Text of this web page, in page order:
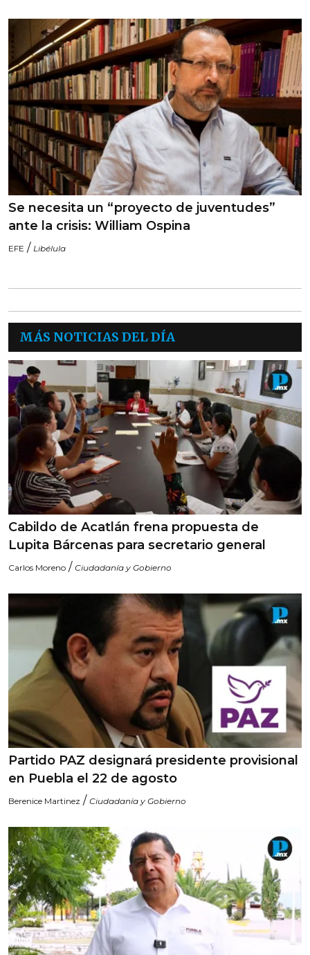
Se necesita un “proyecto de juventudes”
ante la crisis: William Ospina
EFE / Libélula
MÁS NOTICIAS DEL DÍA
Cabildo de Acatlán frena propuesta de
Lupita Bárcenas para secretario general
Carlos Moreno / Ciudadanía y Gobierno
Partido PAZ designará presidente provisional
en Puebla el 22 de agosto
Berenice Martinez / Ciudadanía y Gobierno